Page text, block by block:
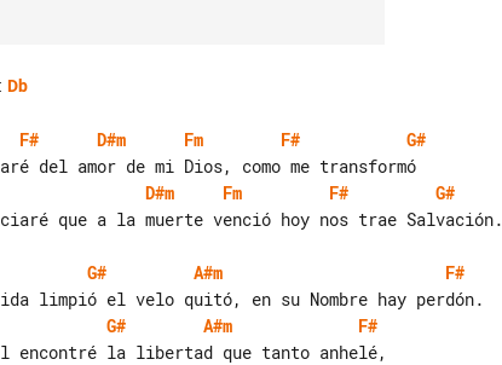
: Db
F# D#m Fm F#
G#
D#m Fm F#
G#
que a la muerte venció hoy nos trae Salvación.
G# A#m
F#
G# A#m
F#
encontré la libertad que tanto anhelé,